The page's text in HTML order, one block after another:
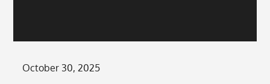
Posted
October 30, 2025